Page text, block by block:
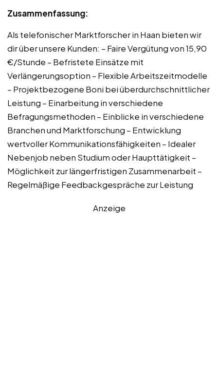
Zusammenfassung:
Als telefonischer Marktforscher in Haan bieten wir
dir über unsere Kunden: – Faire Vergütung von 15,90
€/Stunde – Befristete Einsätze mit
Verlängerungsoption – Flexible Arbeitszeitmodelle
– Projektbezogene Boni bei überdurchschnittlicher
Leistung – Einarbeitung in verschiedene
Befragungsmethoden – Einblicke in verschiedene
Branchen und Marktforschung – Entwicklung
wertvoller Kommunikationsfähigkeiten – Idealer
Nebenjob neben Studium oder Haupttätigkeit –
Möglichkeit zur längerfristigen Zusammenarbeit –
Regelmäßige Feedbackgespräche zur Leistung
Anzeige